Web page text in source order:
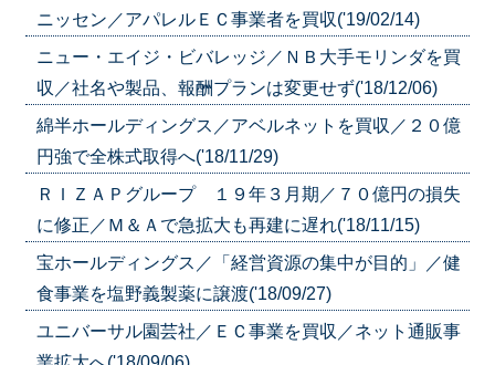
ニッセン／アパレルＥＣ事業者を買収('19/02/14)
ニュー・エイジ・ビバレッジ／ＮＢ大手モリンダを買
収／社名や製品、報酬プランは変更せず('18/12/06)
綿半ホールディングス／アベルネットを買収／２０億
円強で全株式取得へ('18/11/29)
ＲＩＺＡＰグループ １９年３月期／７０億円の損失
に修正／Ｍ＆Ａで急拡大も再建に遅れ('18/11/15)
宝ホールディングス／「経営資源の集中が目的」／健
食事業を塩野義製薬に譲渡('18/09/27)
ユニバーサル園芸社／ＥＣ事業を買収／ネット通販事